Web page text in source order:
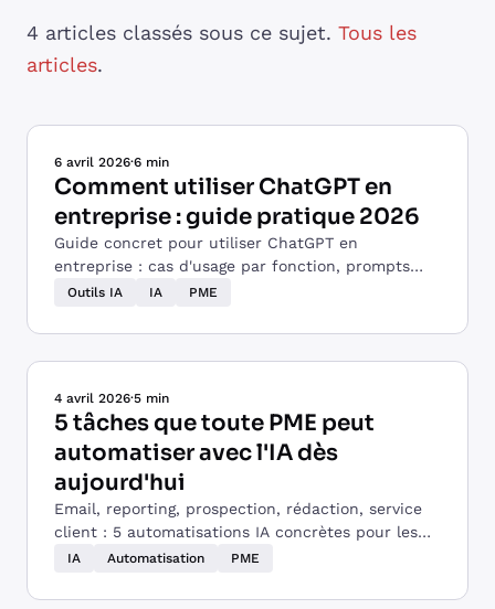
4 articles classés sous ce sujet. Tous les
articles.
6 avril 2026·6 min
Comment utiliser ChatGPT en
entreprise : guide pratique 2026
Guide concret pour utiliser ChatGPT en
entreprise : cas d'usage par fonction, prompts
prêts à l'emploi, tarifs et sécurité des données.
Outils IA IA PME
4 avril 2026·5 min
5 tâches que toute PME peut
automatiser avec l'IA dès
aujourd'hui
Email, reporting, prospection, rédaction, service
client : 5 automatisations IA concrètes pour les
PME, avec les outils et la méthode pour démarrer.
IA Automatisation PME